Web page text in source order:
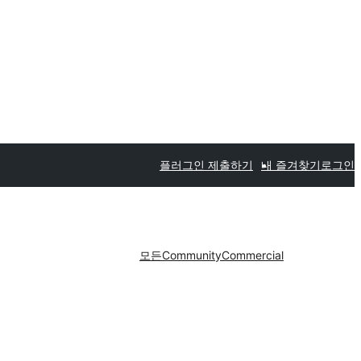
플러그인 제출하기 내 즐겨찾기 로그인
모든CommunityCommercial